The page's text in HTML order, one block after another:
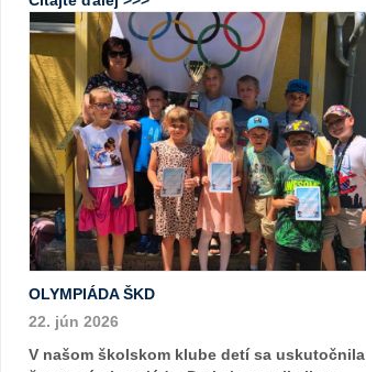
OLYMPIÁDA ŠKD
22. jún 2026
V našom školskom klube detí sa uskutočnila